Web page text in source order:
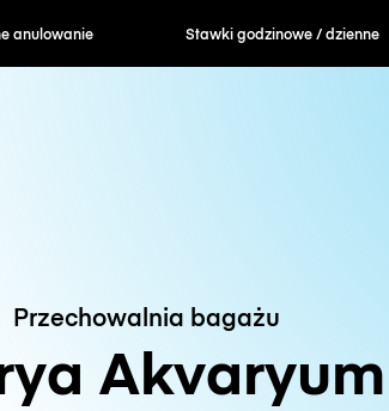
anulowanie Stawki godzinowe / dzienne
Przechowalnia bagażu
Akvaryum